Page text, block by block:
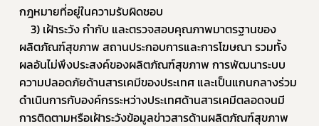
กฎหมายที่อยู่ในความรับผิดชอบ
3) เฝ้าระวัง กำกับ และตรวจสอบคุณภาพมาตรฐานของ
ผลิตภัณฑ์สุขภาพ สถานประกอบการและการโฆษณา รวมทั้ง
ผลอันไม่พึงประสงค์ของผลิตภัณฑ์สุขภาพ การพัฒนาระบบ
ความปลอดภัยด้านสารเคมีของประเทศ และเป็นแกนกลางร่วม
ดำเนินการกับองค์กรระหว่างประเทศด้านสารเคมีตลอดจนมี
การติดตามหรือเฝ้าระวังข้อมูลข่าวสารด้านผลิตภัณฑ์สุขภาพ